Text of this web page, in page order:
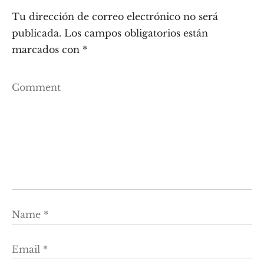
Tu dirección de correo electrónico no será
publicada. Los campos obligatorios están
marcados con *
Comment
Name *
Email *